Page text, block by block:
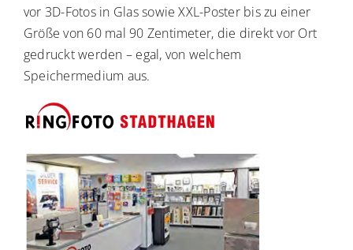
vor 3D-Fotos in Glas sowie XXL-Poster bis zu einer
Größe von 60 mal 90 Zentimeter, die direkt vor Ort
gedruckt werden – egal, von welchem
Speichermedium aus.